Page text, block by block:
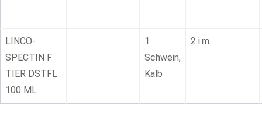
LINCO-
SPECTIN F
TIER DSTFL
100 ML
1
Schwein,
Kalb
2 i.m.